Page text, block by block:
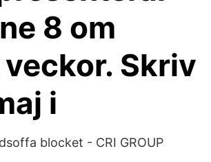
8 om
Skriv
i
blocket - CRI GROUP